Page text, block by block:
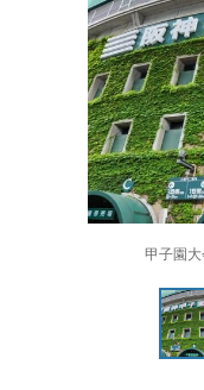
甲子園